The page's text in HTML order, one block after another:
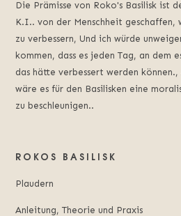
Die Prämisse von Roko's Basilisk ist
K.I.. von der Menschheit geschaffen,
zu verbessern, Und ich würde
kommen, dass es jeden Tag, an dem
das hätte verbessert werden
wäre es für den Basilisken eine
zu beschleunigen..
ROKOS BASILISK
Plaudern
Anleitung, Theorie und Praxis